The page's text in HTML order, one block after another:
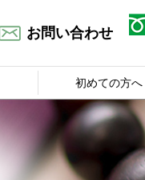
お問い合わせ
初めての方へ